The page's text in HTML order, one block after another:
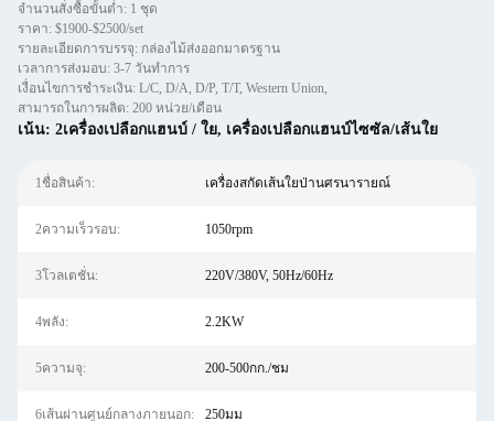
จำนวนสั่งซื้อขั้นต่ำ: 1 ชุด
ราคา: $1900-$2500/set
รายละเอียดการบรรจุ: กล่องไม้ส่งออกมาตรฐาน
เวลาการส่งมอบ: 3-7 วันทำการ
เงื่อนไขการชำระเงิน: L/C, D/A, D/P, T/T, Western Union,
สามารถในการผลิต: 200 หน่วย/เดือน
เน้น: 2เครื่องเปลือกแฮนบ์ / ใย, เครื่องเปลือกแฮนบ์ไซซัล/เส้นใย
1ชื่อสินค้า: เครื่องสกัดเส้นใยป่านศรนารายณ์
2ความเร็วรอบ: 1050rpm
3โวลเตชั่น: 220V/380V, 50Hz/60Hz
4พลัง: 2.2KW
5ความจุ: 200-500กก./ชม
6เส้นผ่านศูนย์กลางภายนอก: 250มม